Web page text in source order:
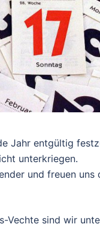
Jahr entgültig
unterkriegen.
und freuen
Vechte sind wir